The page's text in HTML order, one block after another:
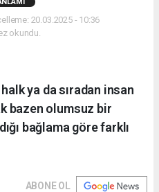
20.03.2025 - 10:36
okundu.
ya da sıradan insan
bazen olumsuz bir
bağlama göre farklı
ABONE OL